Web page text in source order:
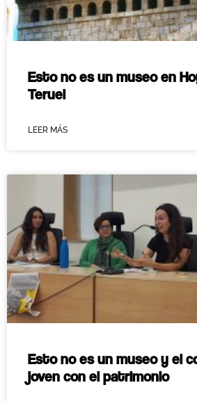
Esto no es un museo en
Teruel
LEER MÁS
Esto no es un museo y el
joven con el patrimonio